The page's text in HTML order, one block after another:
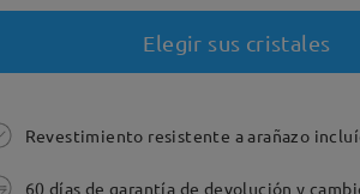
Elegir sus cristales
Revestimiento resistente a arañazo
60 días de garantía de devolución y